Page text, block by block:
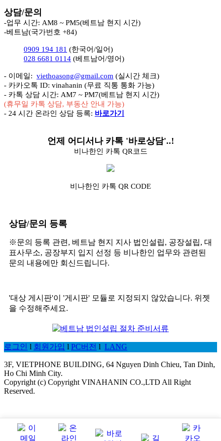
상담/문의
-업무 시간: AM8 ~ PM5(베트남 현지 시간)
-베트남(국가번호 +84)
0909 194 181 (한국어/일어)
028 6681 0114 (베트남어/영어)
- 이메일: viethoasong@gmail.com (실시간 체크)
- 카카오톡 ID: vinahanin (무료 직통 통화 가능)
- 카톡 상담 시간: AM7 ~ PM7(베트남 현지 시간)
(휴무일 카톡 상담, 부동산 안내 가능)
- 24 시간 온라인 상담 등록: 바로가기
언제 어디서나 카톡 '바로상담'..!
비나한인 카톡 QR코드
비나한인 카톡 QR CODE
상담/문의 등록
※문의 등록 관련, 베트남 현지 지사 법인설립, 공장설립, 대
표사무소, 공장부지 입지 선정 등 비나한인 업무와 관련된
문의 내용에만 회신드립니다.
'대상 게시판'이 '게시판' 모듈로 지정되지 않았습니다. 위젯
을 수정해주세요.
로그인 l 회원가입 l PC버전 l LANG
3F, VIETPHONE BUILDING, 64 Nguyen Dinh Chieu, Tan Dinh,
Ho Chi Minh City.
Copyright (c) Copyright VINAHANIN CO.,LTD All Right
Reserved.